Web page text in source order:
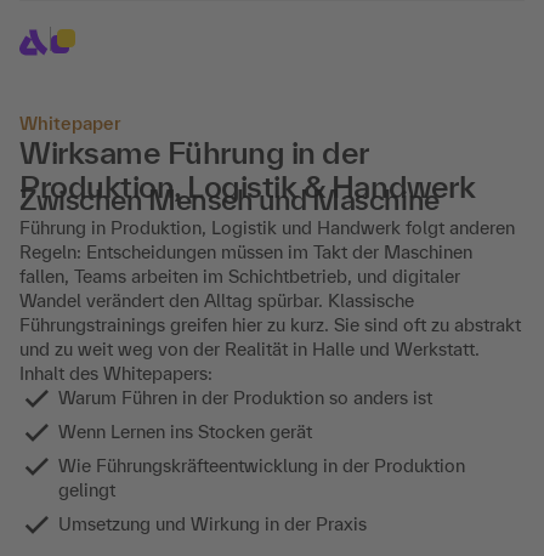
Whitepaper
Wirksame Führung in der
Produktion, Logistik & Handwerk
Zwischen Mensch und Maschine
Führung in Produktion, Logistik und Handwerk folgt anderen
Regeln: Entscheidungen müssen im Takt der Maschinen
fallen, Teams arbeiten im Schichtbetrieb, und digitaler
Wandel verändert den Alltag spürbar. Klassische
Führungstrainings greifen hier zu kurz. Sie sind oft zu abstrakt
und zu weit weg von der Realität in Halle und Werkstatt.
Inhalt des Whitepapers:
Warum Führen in der Produktion so anders ist
Wenn Lernen ins Stocken gerät
Wie Führungskräfteentwicklung in der Produktion
gelingt
Umsetzung und Wirkung in der Praxis